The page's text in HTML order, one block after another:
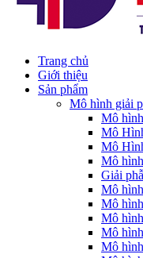
Trang chủ
Giới thiệu
Sản phẩm
Mô hình giải
Mô
Mô
Mô
Mô
Giải
Mô
Mô
Mô
Mô
Mô